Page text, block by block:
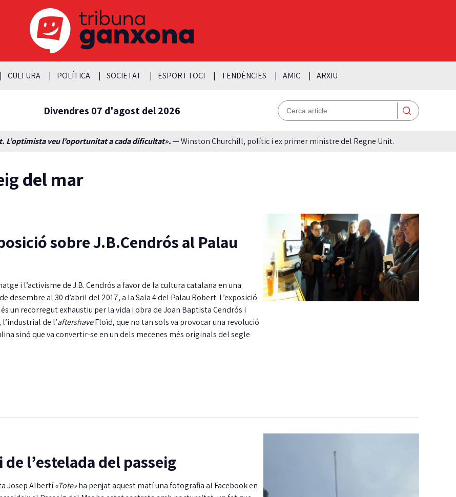
CULTURA POLÍTICA SOCIETAT ESPORT I OCI TENDÈNCIES AMIC ARXIU
Divendres 07 d'agost del 2026
veu l’oportunitat a cada dificultat».— Winston Churchill, polític i ex primer ministre del Regne Unit.
del mar
sobre J.B.Cendrós al Palau
i l’activisme de J.B. Cendrós a favor de la cultura catalana en una
desembre al 30 d’abril del 2017, a la Sala 4 del Palau Robert. L’exposició
un recorregut exhaustiu per la vida i obra de Joan Baptista Cendrós i
de l’aftershaveFloïd, que no tan sols va provocar una revolució
sinó que va convertir-se en un dels mecenes més originals del segle
l’estelada del passeig
Josep Albertí«Tote»ha penjat aquest matí una fotografia al Facebook en